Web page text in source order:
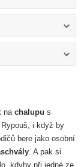
nachalupu s
i když by
bere jako osobní
. A pak si
kdyby při jedné ze